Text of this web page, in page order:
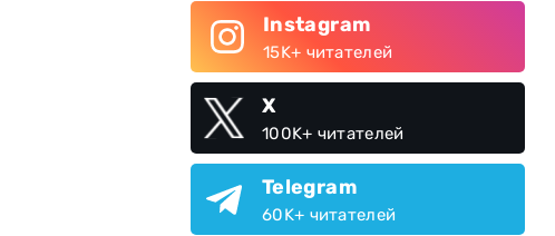
Instagram
15K+ читателей
X
100K+ читателей
Telegram
60K+ читателей